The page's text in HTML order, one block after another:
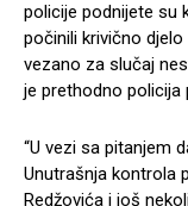
policije podnijete su
počinili krivično
vezano za slučaj
je prethodno policija
“U vezi sa pitanjem
Unutrašnja kontrola
Redžovića i još